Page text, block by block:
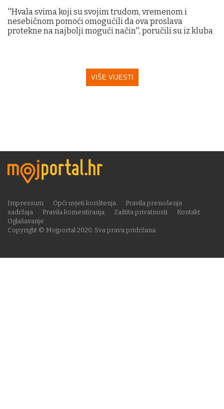
''Hvala svima koji su svojim trudom, vremenom i
nesebičnom pomoći omogućili da ova proslava
protekne na najbolji mogući način'', poručili su iz kluba
VIŠE VIJESTI
Copyright © Mojportal 2020. Sva prava pridržana.
Impressum Opći uvjeti korištenja
Pravila prenošenja
sadržaja
Pravila komentiranja Zaštita privatnosti
Kontakt
Oglašavanje